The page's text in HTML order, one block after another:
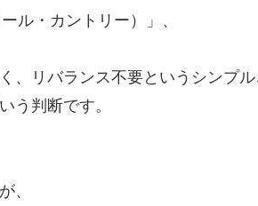
ル・カントリー）」、
、リバランス不要というシンプ
う判断です。
、